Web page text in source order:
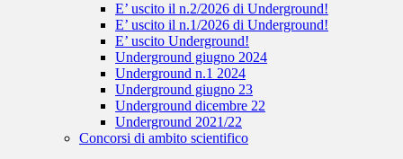
E’ uscito il n.2/2026 di Underground!
E’ uscito il n.1/2026 di Underground!
E’ uscito Underground!
Underground giugno 2024
Underground n.1 2024
Underground giugno 23
Underground dicembre 22
Underground 2021/22
Concorsi di ambito scientifico